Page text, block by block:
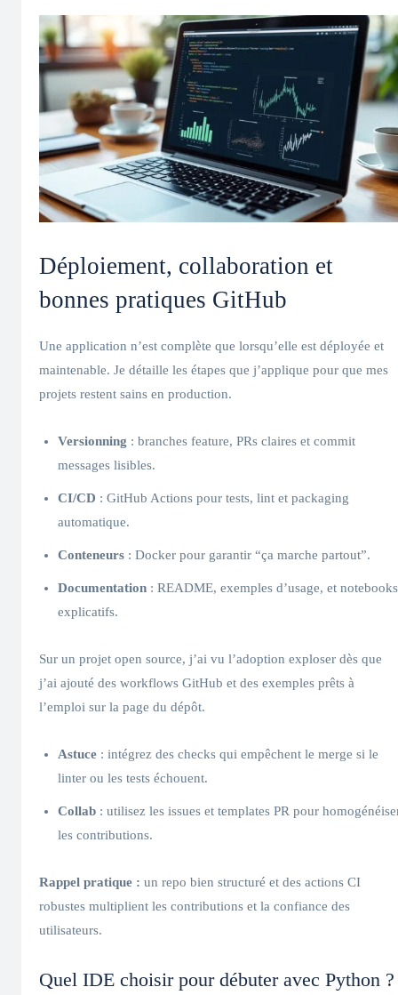
Déploiement, collaboration et
bonnes pratiques GitHub
Une application n’est complète que lorsqu’elle est déployée et
maintenable. Je détaille les étapes que j’applique pour que mes
projets restent sains en production.
Versionning : branches feature, PRs claires et commit
messages lisibles.
CI/CD : GitHub Actions pour tests, lint et packaging
automatique.
Conteneurs : Docker pour garantir “ça marche partout”.
Documentation : README, exemples d’usage, et notebooks
explicatifs.
Sur un projet open source, j’ai vu l’adoption exploser dès que
j’ai ajouté des workflows GitHub et des exemples prêts à
l’emploi sur la page du dépôt.
Astuce : intégrez des checks qui empêchent le merge si le
linter ou les tests échouent.
Collab : utilisez les issues et templates PR pour
les contributions.
Rappel pratique : un repo bien structuré et des actions CI
robustes multiplient les contributions et la confiance des
utilisateurs.
Quel IDE choisir pour débuter avec Python ?